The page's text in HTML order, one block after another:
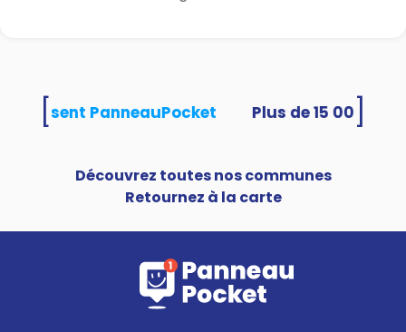
utilisent PanneauPocket
Découvrez toutes nos communes
Retournez à la carte